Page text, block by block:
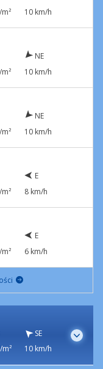
10 km/h
NE
10 km/h
NE
10 km/h
E
8 km/h
E
6 km/h
m²
SE
10 km/h